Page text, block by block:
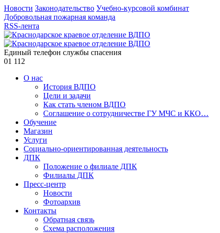
Новости Законодательство Учебно-курсовой комбинат
Добровольная пожарная команда
RSS-лента
Единый телефон службы спасения
01 112
О нас
История ВДПО
Цели и задачи
Как стать членом ВДПО
Соглашение о сотрудничестве ГУ МЧС и ККО…
Обучение
Магазин
Услуги
Социально-ориентированная деятельность
ДПК
Положение о филиале ДПК
Филиалы ДПК
Пресс-центр
Новости
Фотоархив
Контакты
Обратная связь
Схема расположения